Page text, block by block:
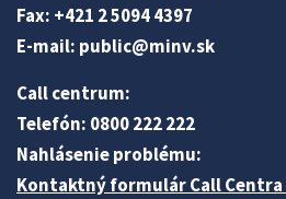
Fax: +421 2 5094 4397
E-mail: public@minv.sk
Call centrum:
Telefón: 0800 222 222
Nahlásenie problému:
Kontaktný formulár Call Centra